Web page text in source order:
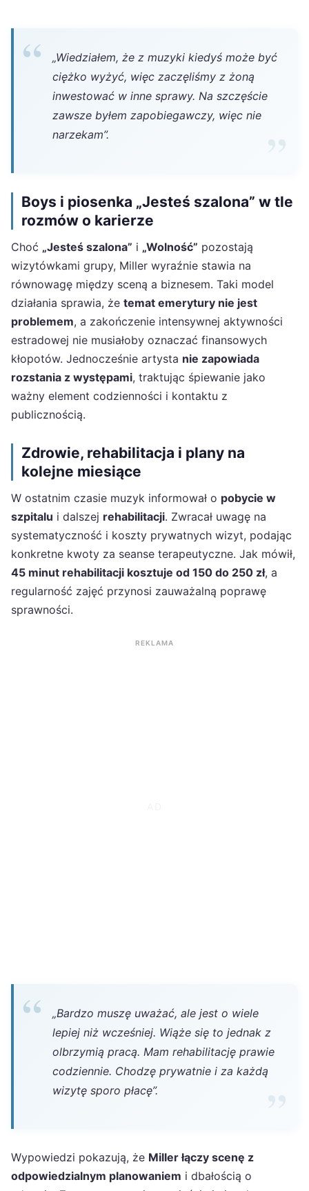
„Wiedziałem, że z muzyki kiedyś może być
ciężko wyżyć, więc zaczęliśmy z żoną
inwestować w inne sprawy. Na szczęście
zawsze byłem zapobiegawczy, więc nie
narzekam”.
Boys i piosenka „Jesteś szalona” w tle
rozmów o karierze
Choć „Jesteś szalona” i „Wolność” pozostają
wizytówkami grupy, Miller wyraźnie stawia na
równowagę między sceną a biznesem. Taki model
działania sprawia, że temat emerytury nie jest
problemem, a zakończenie intensywnej aktywności
estradowej nie musiałoby oznaczać finansowych
kłopotów. Jednocześnie artysta nie zapowiada
rozstania z występami, traktując śpiewanie jako
ważny element codzienności i kontaktu z
publicznością.
Zdrowie, rehabilitacja i plany na
kolejne miesiące
W ostatnim czasie muzyk informował o pobycie w
szpitalu i dalszej rehabilitacji. Zwracał uwagę na
systematyczność i koszty prywatnych wizyt, podając
konkretne kwoty za seanse terapeutyczne. Jak mówił,
45 minut rehabilitacji kosztuje od 150 do 250 zł, a
regularność zajęć przynosi zauważalną poprawę
sprawności.
REKLAMA
„Bardzo muszę uważać, ale jest o wiele
lepiej niż wcześniej. Wiąże się to jednak z
olbrzymią pracą. Mam rehabilitację prawie
codziennie. Chodzę prywatnie i za każdą
wizytę sporo płacę”.
Wypowiedzi pokazują, że Miller łączy scenę z
odpowiedzialnym planowaniem i dbałością o